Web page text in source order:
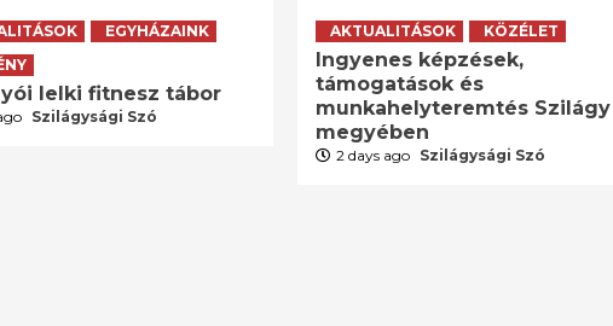
EGYHÁZAINK
lelki fitnesz tábor
Szilágysági Szó
AKTUALITÁSOK KÖZÉLET
Ingyenes képzések,
támogatások és
munkahelyteremtés Szilágy
megyében
2 days ago Szilágysági Szó